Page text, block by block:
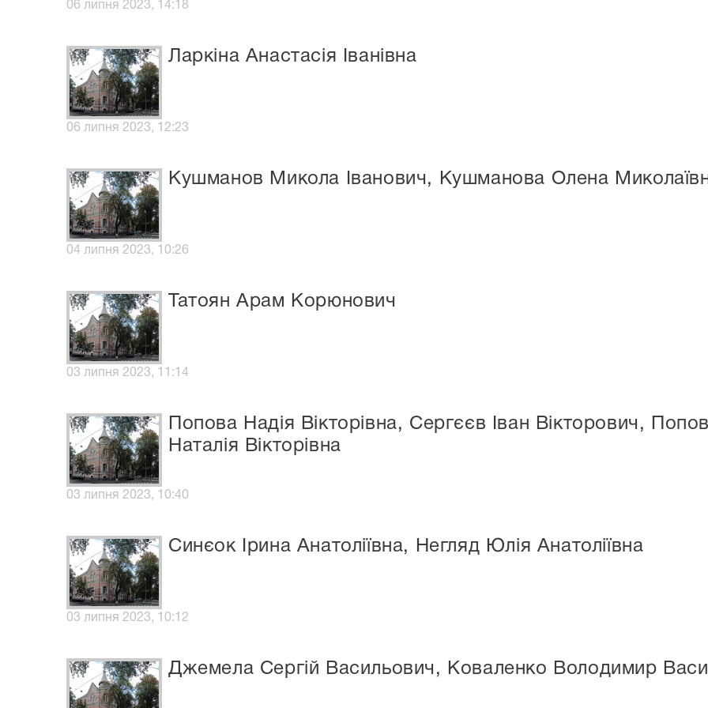
06 липня 2023, 14:18
Ларкіна Анастасія Іванівна
06 липня 2023, 12:23
Кушманов Микола Іванович, Кушманова Олена
04 липня 2023, 10:26
Татоян Арам Корюнович
03 липня 2023, 11:14
Попова Надія Вікторівна, Сергєєв Іван Вікторович,
Наталія Вікторівна
03 липня 2023, 10:40
Синєок Ірина Анатоліївна, Негляд Юлія Анатоліївна
03 липня 2023, 10:12
Джемела Сергій Васильович, Коваленко Володимир